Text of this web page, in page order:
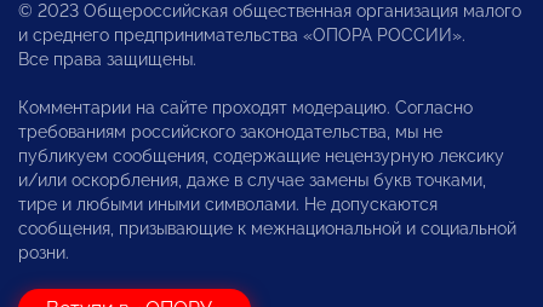
© 2023 Общероссийская общественная организация малого
и среднего предпринимательства «ОПОРА РОССИИ».
Все права защищены.
Комментарии на сайте проходят модерацию. Согласно
требованиям российского законодательства, мы не
публикуем сообщения, содержащие нецензурную лексику
и/или оскорбления, даже в случае замены букв точками,
тире и любыми иными символами. Не допускаются
сообщения, призывающие к межнациональной и социальной
розни.